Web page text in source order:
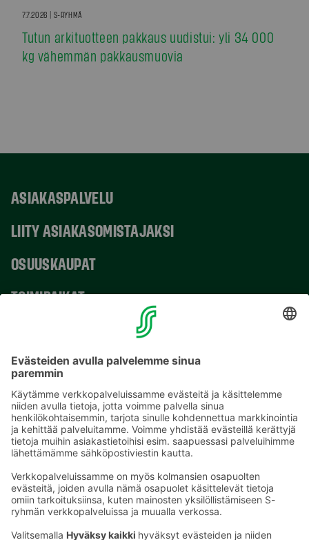
7.7.2026 | S-RYHMÄ
Tutun arkituotteen pakkaus uudistui: yli 34 000
kg vähemmän pakkausmuovia
ASIAKASPALVELU
LIITY ASIAKASOMISTAJAKSI
OSUUSKAUPAT
TOIMIPAIKAT
Sähköpostiosoitteet S-ryhmässä ovat muotoa
etunimi.sukunimi@sok.fi
Seuraa meitä: